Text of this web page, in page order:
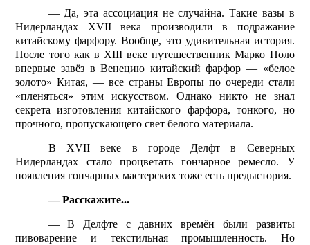
— Да, эта ассоциация не случайна. Такие вазы в
Нидерландах XVIIвека производили в подражание
китайскому фарфору. Вообще, это удивительная история.
После того как в XIII веке путешественник Марко Поло
впервые завёз в Венецию китайский фарфор — «белое
золото» Китая, — все страны Европы по очереди стали
«пленяться» этим искусством. Однако никто не знал
секрета изготовления китайского фарфора, тонкого, но
проч­ного, пропускающего свет белого материала.
В XVIIвеке в городе Делфт­ в Северных
Нидерландах стало процветать гончарное ремесло. У
появления гончарных мастерских тоже есть предыс­тория.
— Расскажите...
— В Делфте с давних времён были развиты
пивоварение и текстильная промышленность. Но